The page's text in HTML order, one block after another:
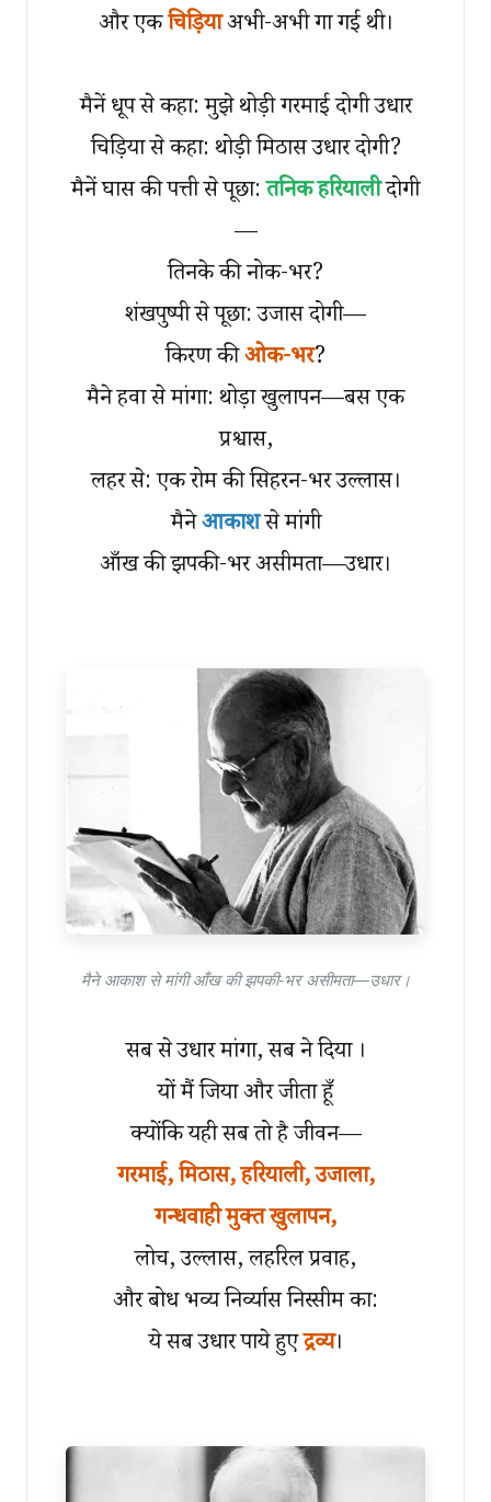
और एकचिड़ियाअभी-अभी गा गई थी।
मैनें धूप से कहा: मुझे थोड़ी गरमाई दोगी उधार
चिड़िया से कहा: थोड़ी मिठास उधार दोगी?
मैनें घास की पत्ती से पूछा:तनिक हरियालीदोगी
—
तिनके की नोक-भर?
शंखपुष्पी से पूछा: उजास दोगी—
किरण कीओक-भर?
मैने हवा से मांगा: थोड़ा खुलापन—बस एक
प्रश्वास,
लहर से: एक रोम की सिहरन-भर उल्लास।
मैनेआकाशसे मांगी
आँख की झपकी-भर असीमता—उधार।
मैने आकाश से मांगी आँख की झपकी-भर असीमता—उधार।
सब से उधार मांगा, सब ने दिया ।
यों मैं जिया और जीता हूँ
क्योंकि यही सब तो है जीवन—
गरमाई, मिठास, हरियाली, उजाला,
गन्धवाही मुक्त खुलापन,
लोच, उल्लास, लहरिल प्रवाह,
और बोध भव्य निर्व्यास निस्सीम का:
ये सब उधार पाये हुएद्रव्य।